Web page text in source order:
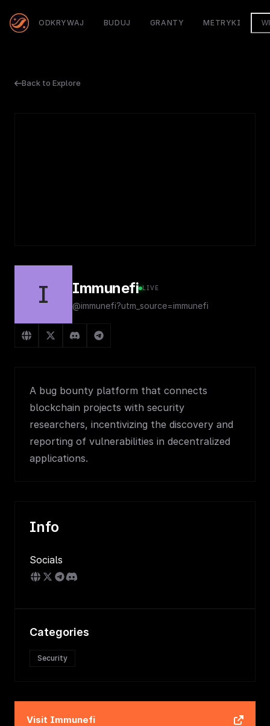
ODKRYWAJ BUDUJ GRANTY METRYKI
Back to Explore
I Immunefi LIVE
@immunefi?utm_source=immunefi
A bug bounty platform that connects
blockchain projects with security
researchers, incentivizing the discovery and
reporting of vulnerabilities in decentralized
applications.
Info
Socials
Categories
Security
Visit Immunefi